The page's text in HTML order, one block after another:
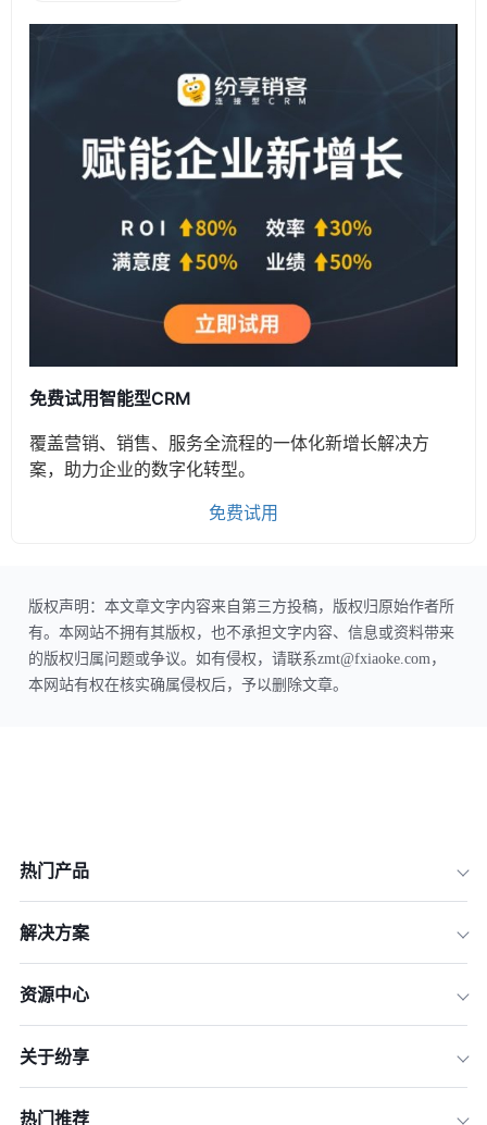
免费试用智能型CRM
覆盖营销、销售、服务全流程的一体化新增长解决方
案，助力企业的数字化转型。
免费试用
版权声明：本文章文字内容来自第三方投稿，版权归原始作者所
有。本网站不拥有其版权，也不承担文字内容、信息或资料带来
的版权归属问题或争议。如有侵权，请联系zmt@fxiaoke.com，
本网站有权在核实确属侵权后，予以删除文章。
热门产品
解决方案
资源中心
关于纷享
热门推荐